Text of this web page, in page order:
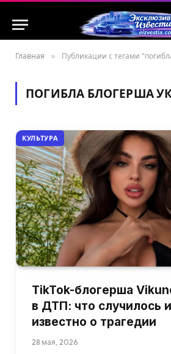
Главная » Публикации с тегами
ПОГИБЛА БЛОГЕРША
КУЛЬТУРА
TikTok-блогерша
в ДТП: что случилось
известно о трагедии
28 мая, 2026